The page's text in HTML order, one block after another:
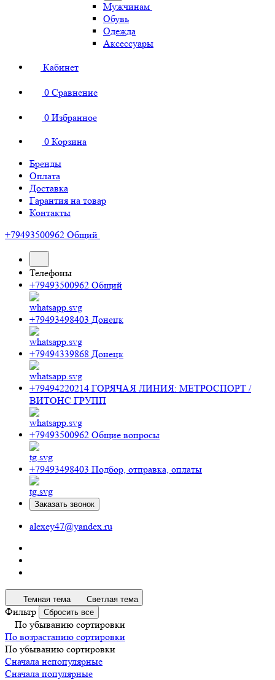
Мужчинам
Обувь
Одежда
Аксессуары
Кабинет
0 Сравнение
0 Избранное
0 Корзина
Бренды
Оплата
Доставка
Гарантия на товар
Контакты
+79493500962 Общий
Телефоны
+79493500962 Общий
+79493498403 Донецк
+79494339868 Донецк
+79494220214 ГОРЯЧАЯ ЛИНИЯ: МЕТРОСПОРТ /
ВИТОНС ГРУПП
+79493500962 Общие вопросы
+79493498403 Подбор, отправка, оплаты
Заказать звонок
alexey47@yandex.ru
Темная тема Светлая тема
Фильтр Сбросить все
По убыванию сортировки
По возрастанию сортировки
По убыванию сортировки
Сначала непопулярные
Сначала популярные